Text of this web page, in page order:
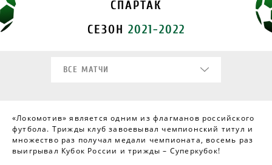
СПАРТАК
СЕЗОН 2021-2022
ВСЕ МАТЧИ
«Локомотив» является одним из флагманов российского
футбола. Трижды клуб завоевывал чемпионский титул и
множество раз получал медали чемпионата, восемь раз
выигрывал Кубок России и трижды – Суперкубок!